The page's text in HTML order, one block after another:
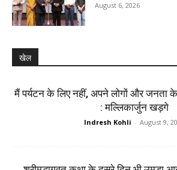
August 6, 2026
खेल
मैं पर्यटन के लिए नहीं, अपने लोगों और जनता
: मल्लिकार्जुन खड़गे
Indresh Kohli - August 9,